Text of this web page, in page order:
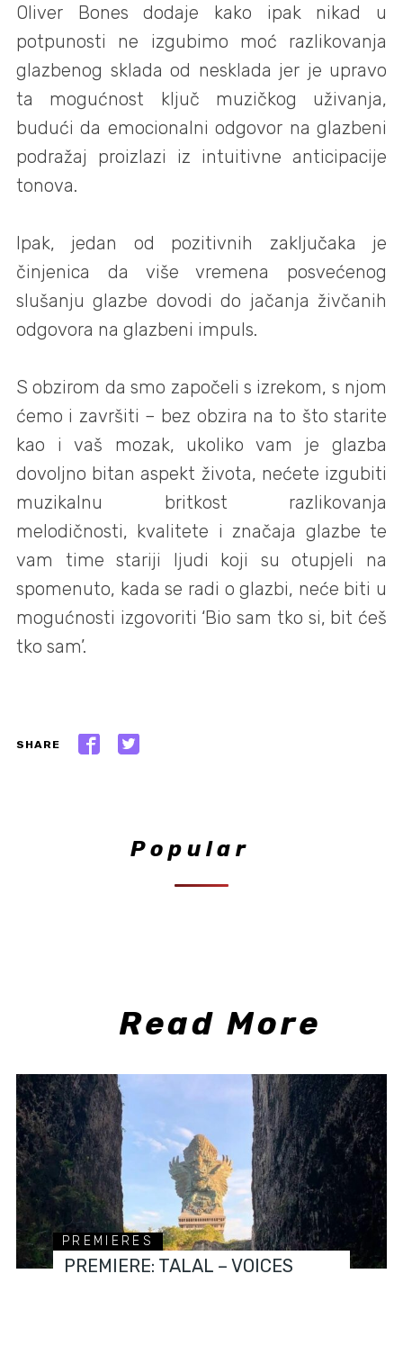
Oliver Bones dodaje kako ipak nikad u
potpunosti ne izgubimo moć razlikovanja
glazbenog sklada od nesklada jer je upravo
ta mogućnost ključ muzičkog uživanja,
budući da emocionalni odgovor na glazbeni
podražaj proizlazi iz intuitivne anticipacije
tonova.
Ipak, jedan od pozitivnih zaključaka je
činjenica da više vremena posvećenog
slušanju glazbe dovodi do jačanja živčanih
odgovora na glazbeni impuls.
S obzirom da smo započeli s izrekom, s njom
ćemo i završiti – bez obzira na to što starite
kao i vaš mozak, ukoliko vam je glazba
dovoljno bitan aspekt života, nećete izgubiti
muzikalnu britkost razlikovanja
melodičnosti, kvalitete i značaja glazbe te
vam time stariji ljudi koji su otupjeli na
spomenuto, kada se radi o glazbi, neće biti u
mogućnosti izgovoriti ‘Bio sam tko si, bit ćeš
tko sam’.
SHARE
Popular
Read More
PREMIERES
PREMIERE: TALAL – VOICES